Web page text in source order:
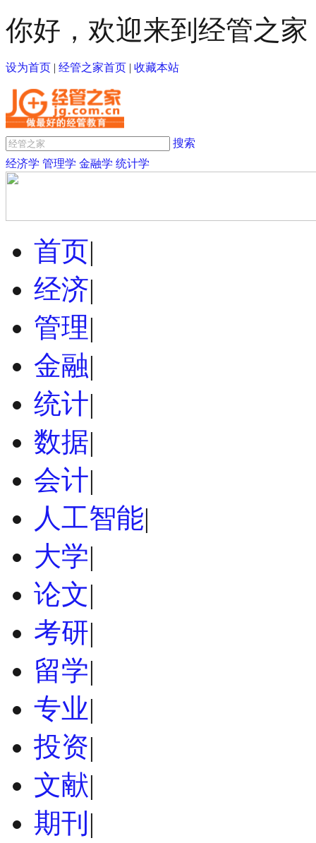
你好，欢迎来到经管之家
设为首页 | 经管之家首页 | 收藏本站
搜索
经济学 管理学 金融学 统计学
首页|
经济|
管理|
金融|
统计|
数据|
会计|
人工智能|
大学|
论文|
考研|
留学|
专业|
投资|
文献|
期刊 |